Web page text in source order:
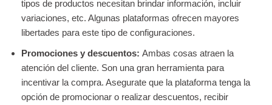
tipos de productos necesitan brindar información, incluir
variaciones, etc. Algunas plataformas ofrecen mayores
libertades para este tipo de configuraciones.
Promociones y descuentos: Ambas cosas atraen la
atención del cliente. Son una gran herramienta para
incentivar la compra. Asegurate que la plataforma tenga la
opción de promocionar o realizar descuentos, recibir